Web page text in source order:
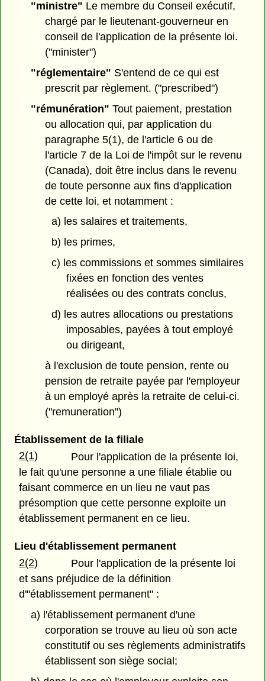
"ministre" Le membre du Conseil exécutif,
chargé par le lieutenant-gouverneur en
conseil de l'application de la présente loi.
("minister")
"réglementaire" S'entend de ce qui est
prescrit par règlement. ("prescribed")
"rémunération" Tout paiement, prestation
ou allocation qui, par application du
paragraphe 5(1), de l'article 6 ou de
l'article 7 de la Loi de l'impôt sur le revenu
(Canada), doit être inclus dans le revenu
de toute personne aux fins d'application
de cette loi, et notamment :
a) les salaires et traitements,
b) les primes,
c) les commissions et sommes similaires
fixées en fonction des ventes
réalisées ou des contrats conclus,
d) les autres allocations ou prestations
imposables, payées à tout employé
ou dirigeant,
à l'exclusion de toute pension, rente ou
pension de retraite payée par l'employeur
à un employé après la retraite de celui-ci.
("remuneration")
Établissement de la filiale
2(1)
Pour l'application de la présente loi,
le fait qu'une personne a une filiale établie ou
faisant commerce en un lieu ne vaut pas
présomption que cette personne exploite un
établissement permanent en ce lieu.
Lieu d'établissement permanent
2(2)
Pour l'application de la présente loi
et sans préjudice de la définition
d'"établissement permanent" :
a) l'établissement permanent d'une
corporation se trouve au lieu où son acte
constitutif ou ses règlements administratifs
établissent son siège social;